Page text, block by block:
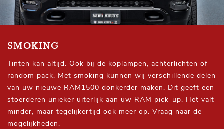
SMOKING
Tinten kan altijd. Ook bij de koplampen, achterlichten of
random pack. Met smoking kunnen wij verschillende delen
van uw nieuwe RAM1500 donkerder maken. Dit geeft een
stoerderen unieker uiterlijk aan uw RAM pick-up. Het valt
minder, maar tegelijkertijd ook meer op. Vraag naar de
mogelijkheden.